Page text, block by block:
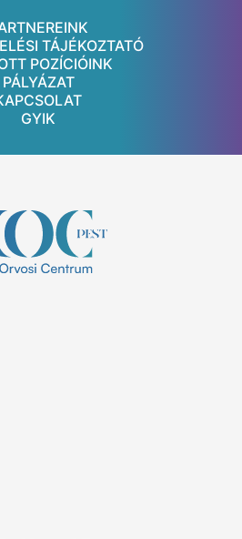
TÁJÉKOZTATÓ
POZÍCIÓINK
PÁLYÁZAT
GYIK